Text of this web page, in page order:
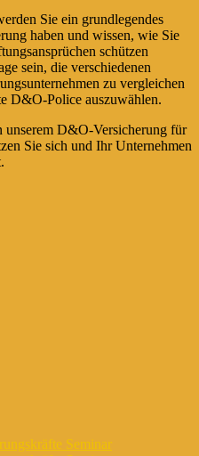
Sie ein grundlegendes
haben und wissen, wie Sie
schützen
sein, die verschiedenen
zu vergleichen
D&O-Police auszuwählen.
unserem D&O-Versicherung für
Sie sich und Ihr Unternehmen
Seminar